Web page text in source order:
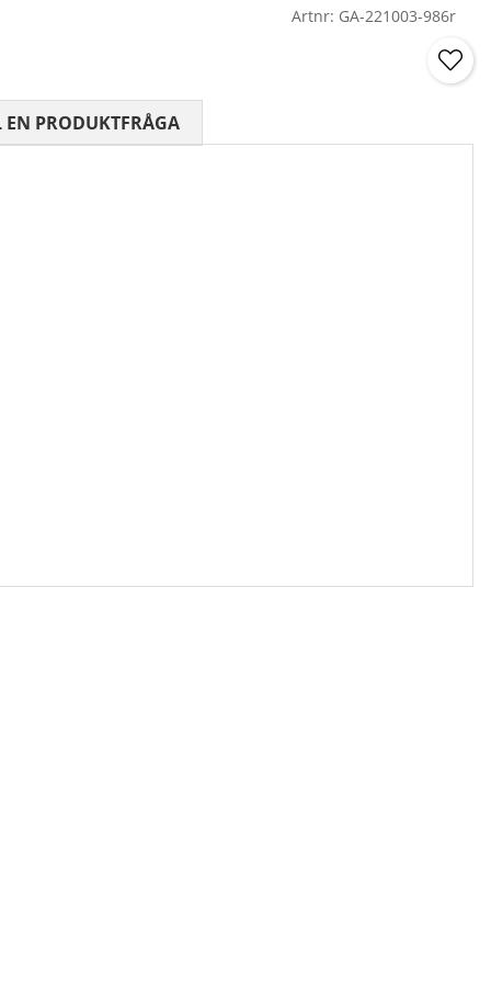
Artnr: GA-221003-986r
0 AV 5 ANTAL BETYG 0
EN PRODUKTFRÅGA